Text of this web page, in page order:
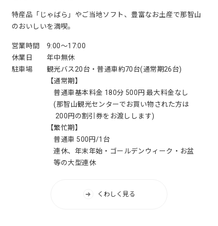
特産品「じゃばら」やご当地ソフト、豊富なお土産で那智山
のおいしいを満喫。
営業時間
9:00～17:00
休業日
年中無休
駐車場
観光バス20台・普通車約70台(通常期26台)
【通常期】
普通車基本料金 180分 500円 最大料金なし
(那智山観光センターでお買い物された方は
200円の割引券をお渡しします)
【繁忙期】
普通車 500円/1台
連休、年末年始・ゴールデンウィーク・お盆
等の大型連休
くわしく見る